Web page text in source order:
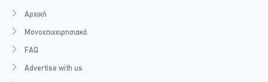
Αρχική
Μονοεπιχειρησιακά
FAQ
Advertise with us